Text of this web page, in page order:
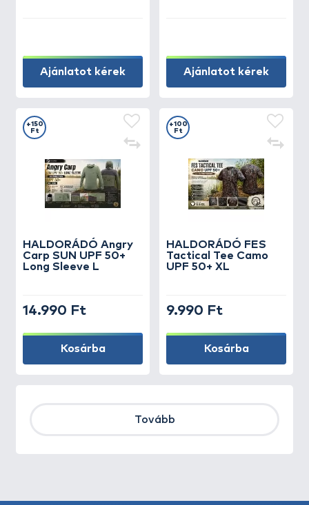
Ajánlatot kérek Ajánlatot kérek
HALDORÁDÓ Angry
Carp SUN UPF 50+
Long Sleeve L
+150
Ft
14.990 Ft
Kosárba
HALDORÁDÓ FES
Tactical Tee Camo
UPF 50+ XL
+100
Ft
9.990 Ft
Kosárba
Tovább